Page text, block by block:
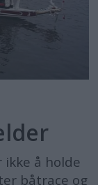
ikke å holde
båtrace og